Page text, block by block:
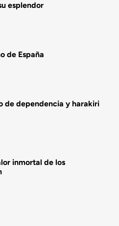
esplendor
de España
de dependencia y harakiri
inmortal de los